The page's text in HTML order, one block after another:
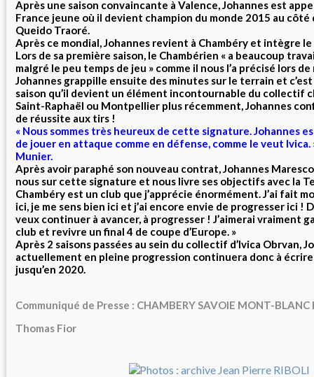
Après une saison convaincante à Valence, Johannes est
France jeune où il devient champion du monde 2015 au
Queido Traoré.
Après ce mondial, Johannes revient à Chambéry et intègre
Lors de sa première saison, le Chambérien « a beaucoup
malgré le peu temps de jeu » comme il nous l’a précisé lors
Johannes grappille ensuite des minutes sur le terrain et
saison qu’il devient un élément incontournable du collectif
Saint-Raphaël ou Montpellier plus récemment, Johannes
de réussite aux tirs !
« Nous sommes très heureux de cette signature. Johannes
de jouer en attaque comme en défense, comme le veut
Munier.
Après avoir paraphé son nouveau contrat, Johannes
nous sur cette signature et nous livre ses objectifs avec la
Chambéry est un club que j’apprécie énormément. J’ai fait
ici, je me sens bien ici et j’ai encore envie de progresser ici !
veux continuer à avancer, à progresser ! J’aimerai vraiment
club et revivre un final 4 de coupe d’Europe. »
Après 2 saisons passées au sein du collectif d’Ivica Obrvan,
actuellement en pleine progression continuera donc à
jusqu’en 2020.
Communiqué de Presse : CHAMBERY SAVOIE MONT-BLANC
Thomas Fior